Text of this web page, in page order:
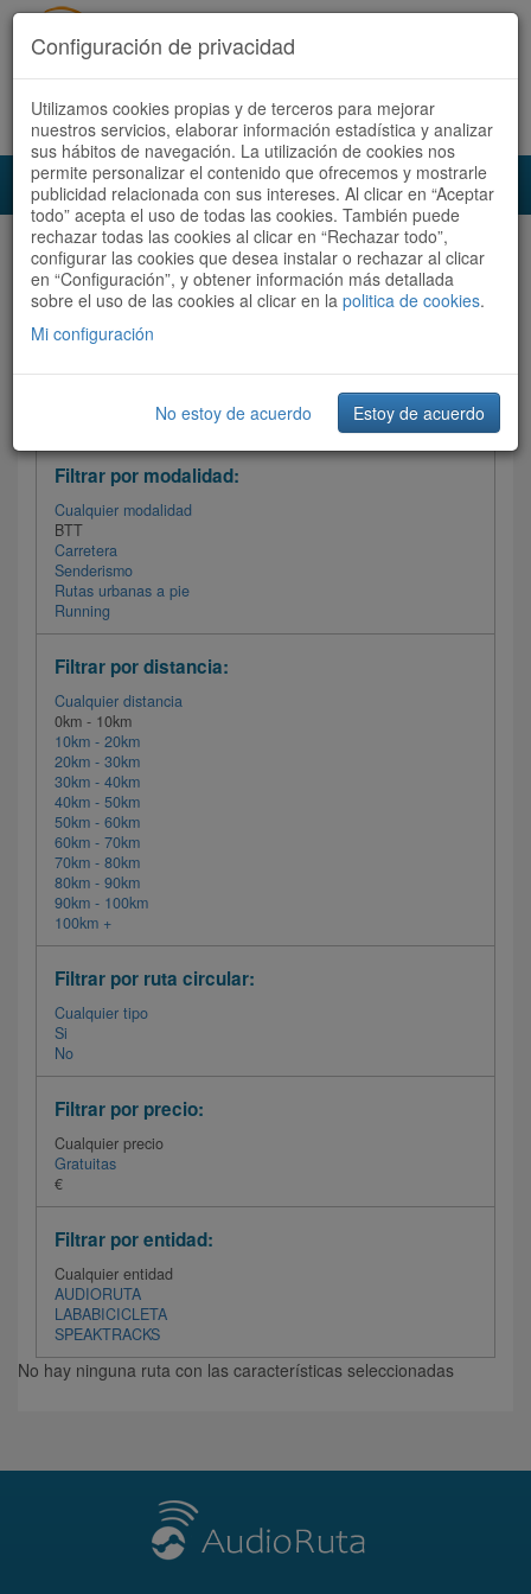
Acceder Registrate ahora Español | Català
Audioruta Todas las rutas
Todas las rutas Ordenar por:Más recientes
Filtrar las rutas
Filtrar por modalidad:
Cualquier modalidad
BTT
Carretera
Senderismo
Rutas urbanas a pie
Running
Filtrar por distancia:
Cualquier distancia
0km - 10km
10km - 20km
20km - 30km
30km - 40km
40km - 50km
50km - 60km
60km - 70km
70km - 80km
80km - 90km
90km - 100km
100km +
Filtrar por ruta circular:
Cualquier tipo
Si
No
Filtrar por precio:
Cualquier precio
Gratuitas
€
Filtrar por entidad:
Cualquier entidad
AUDIORUTA
LABABICICLETA
SPEAKTRACKS
No hay ninguna ruta con las características seleccionadas
Configuración de privacidad
Utilizamos cookies propias y de terceros para mejorar
nuestros servicios, elaborar información estadística y analizar
sus hábitos de navegación. La utilización de cookies nos
permite personalizar el contenido que ofrecemos y mostrarle
publicidad relacionada con sus intereses. Al clicar en “Aceptar
todo” acepta el uso de todas las cookies. También puede
rechazar todas las cookies al clicar en “Rechazar todo”,
configurar las cookies que desea instalar o rechazar al clicar
en “Configuración”, y obtener información más detallada
sobre el uso de las cookies al clicar en la politica de cookies.
Mi configuración
No estoy de acuerdo Estoy de acuerdo